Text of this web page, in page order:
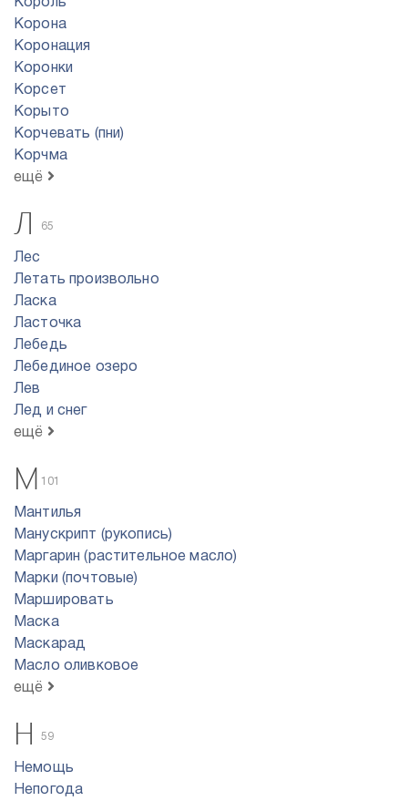
Король
Корона
Коронация
Коронки
Корсет
Корыто
Корчевать (пни)
Корчма
ещё
Л 65
Лес
Летать произвольно
Ласка
Ласточка
Лебедь
Лебединое озеро
Лев
Лед и снег
ещё
М 101
Мантилья
Манускрипт (рукопись)
Маргарин (растительное масло)
Марки (почтовые)
Маршировать
Маска
Маскарад
Масло оливковое
ещё
Н 59
Немощь
Непогода